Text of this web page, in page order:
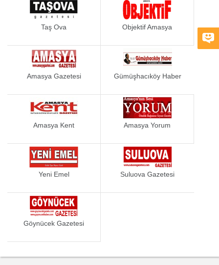
Manisa
Mersin
Osmaniye
Sakarya
Samsun
Siirt
Şanlıurfa
Şırnak
Tekirdağ
Tunceli
Yozgat
Zonguldak
Taş Ova Objektif Amasya
Amasya Gazetesi Gümüşhacıköy Haber
Amasya Kent Amasya Yorum
Yeni Emel Suluova Gazetesi
Göynücek Gazetesi